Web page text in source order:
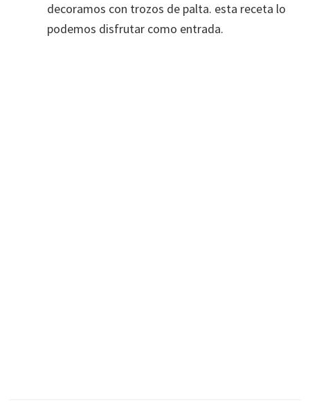
decoramos con trozos de palta. esta receta lo
podemos disfrutar como entrada.